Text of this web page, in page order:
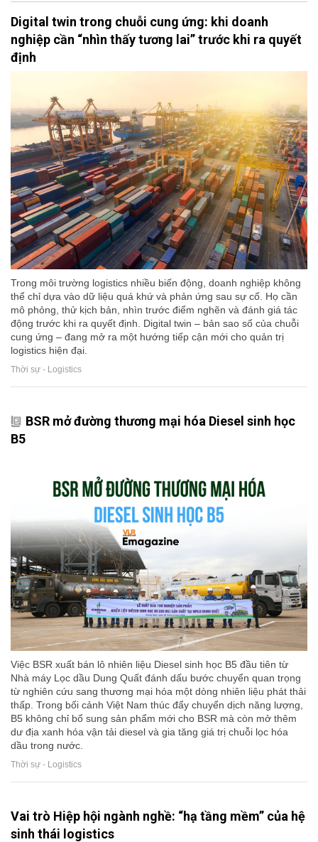
Digital twin trong chuỗi cung ứng: khi doanh
nghiệp cần “nhìn thấy tương lai” trước khi ra quyết
định
Trong môi trường logistics nhiều biến động, doanh nghiệp không
thể chỉ dựa vào dữ liệu quá khứ và phản ứng sau sự cố. Họ cần
mô phỏng, thử kịch bản, nhìn trước điểm nghẽn và đánh giá tác
động trước khi ra quyết định. Digital twin – bản sao số của chuỗi
cung ứng – đang mở ra một hướng tiếp cận mới cho quản trị
logistics hiện đại.
Thời sự - Logistics
BSR mở đường thương mại hóa Diesel sinh học
B5
Việc BSR xuất bán lô nhiên liệu Diesel sinh học B5 đầu tiên từ
Nhà máy Lọc dầu Dung Quất đánh dấu bước chuyển quan trọng
từ nghiên cứu sang thương mại hóa một dòng nhiên liệu phát thải
thấp. Trong bối cảnh Việt Nam thúc đẩy chuyển dịch năng lượng,
B5 không chỉ bổ sung sản phẩm mới cho BSR mà còn mở thêm
dư địa xanh hóa vận tải diesel và gia tăng giá trị chuỗi lọc hóa
dầu trong nước.
Thời sự - Logistics
Vai trò Hiệp hội ngành nghề: “hạ tầng mềm” của hệ
sinh thái logistics